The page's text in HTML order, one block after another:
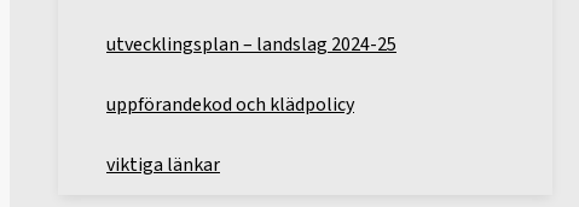
utvecklingsplan – landslag 2024-25
uppförandekod och klädpolicy
viktiga länkar